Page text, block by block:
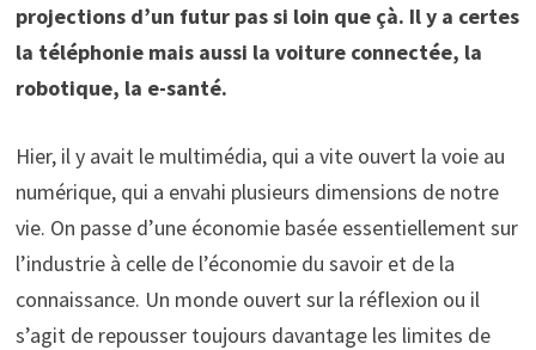
projections d’un futur pas si loin que çà. Il y a certes
la téléphonie mais aussi la voiture connectée, la
robotique, la e-santé.
Hier, il y avait le multimédia, qui a vite ouvert la voie au
numérique, qui a envahi plusieurs dimensions de notre
vie. On passe d’une économie basée essentiellement sur
l’industrie à celle de l’économie du savoir et de la
connaissance. Un monde ouvert sur la réflexion ou il
s’agit de repousser toujours davantage les limites de